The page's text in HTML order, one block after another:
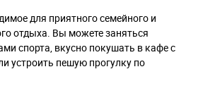
для приятного семейного и
отдыха. Вы можете заняться
спорта, вкусно покушать в кафе с
устроить пешую прогулку по